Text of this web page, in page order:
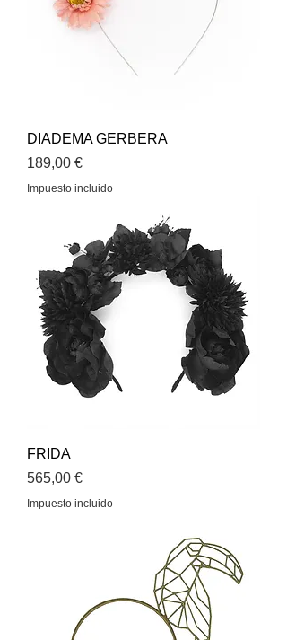
DIADEMA GERBERA
Precio
189,00 €
Impuesto incluido
FRIDA
Precio
565,00 €
Impuesto incluido